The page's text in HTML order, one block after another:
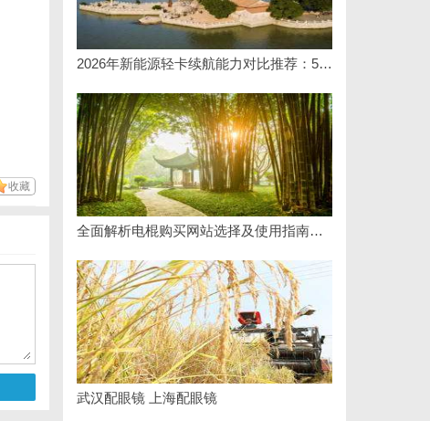
收藏
2026年新能源轻卡续航能力对比推荐：5大主流平台三维解析
全面解析电棍购买网站选择及使用指南，保障安全与合法性
武汉配眼镜 上海配眼镜